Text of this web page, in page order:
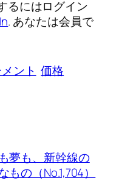
るにはログイン
. あなたは会員で
ント 価格
夢も、新幹線の
もの（No.1,704）